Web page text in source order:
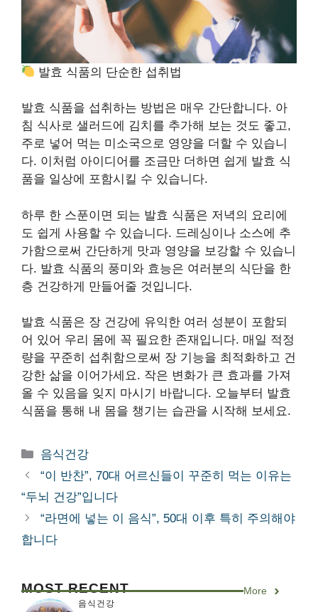
발효 식품의 단순한 섭취법
발효 식품을 섭취하는 방법은 매우 간단합니다. 아
침 식사로 샐러드에 김치를 추가해 보는 것도 좋고,
주로 넣어 먹는 미소국으로 영양을 더할 수 있습니
다. 이처럼 아이디어를 조금만 더하면 쉽게 발효 식
품을 일상에 포함시킬 수 있습니다.
하루 한 스푼이면 되는 발효 식품은 저녁의 요리에
도 쉽게 사용할 수 있습니다. 드레싱이나 소스에 추
가함으로써 간단하게 맛과 영양을 보강할 수 있습니
다. 발효 식품의 풍미와 효능은 여러분의 식단을 한
층 건강하게 만들어줄 것입니다.
발효 식품은 장 건강에 유익한 여러 성분이 포함되
어 있어 우리 몸에 꼭 필요한 존재입니다. 매일 적정
량을 꾸준히 섭취함으로써 장 기능을 최적화하고 건
강한 삶을 이어가세요. 작은 변화가 큰 효과를 가져
올 수 있음을 잊지 마시기 바랍니다. 오늘부터 발효
식품을 통해 내 몸을 챙기는 습관을 시작해 보세요.
카
테
리
음식건강
“이 반찬”, 70대 어르신들이 꾸준히 먹는 이유는
“두뇌 건강”입니다
“라면에 넣는 이 음식”, 50대 이후 특히 주의해야
합니다
MOST RECENT More
음식건강